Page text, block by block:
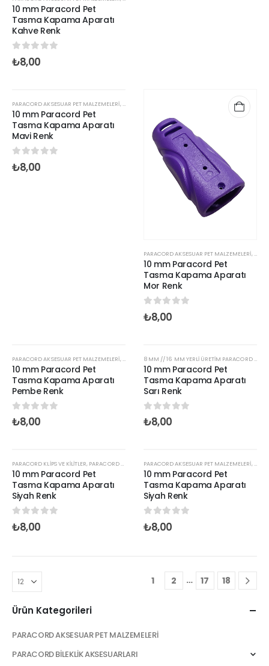
10 mm Paracord Pet
Tasma Kapama Aparatı
Kahve Renk
0 out of 5
₺8,00
PARACORD AKSESUAR PET MALZEMELERİ,PARACORD KLİPS VE KİLİTLER PARACORD STOPER KLIPS
10 mm Paracord Pet
Tasma Kapama Aparatı
Mavi Renk
0 out of 5
₺8,00
PARACORD AKSESUAR PET MALZEMELERİ,
10 mm Paracord Pet
Tasma Kapama Aparatı
Mor Renk
0 out of 5
₺8,00
PARACORD AKSESUAR PET MALZEMELERİ,PARACORD KLİPS VE KİLİTLER,PARACORD STOPER KLIPS
10 mm Paracord Pet
Tasma Kapama Aparatı
Pembe Renk
0 out of 5
₺8,00
8 MM // 16 MM YERLI ÜRETIM PARACORD İP
10 mm Paracord Pet
Tasma Kapama Aparatı
Sarı Renk
0 out of 5
₺8,00
PARACORD KLİPS VE KİLİTLER, PARACORD STOPER KLIPS ,PLASTIK KLIPS VE AKSESUARLAR
10 mm Paracord Pet
Tasma Kapama Aparatı
Siyah Renk
0 out of 5
₺8,00
PARACORD AKSESUAR PET MALZEMELERİ,
10 mm Paracord Pet
Tasma Kapama Aparatı
Siyah Renk
0 out of 5
₺8,00
1 2 … 17 18
Ürün Kategorileri
PARACORD AKSESUAR PET MALZEMELERİ
PARACORD BİLEKLİK AKSESUARLARI